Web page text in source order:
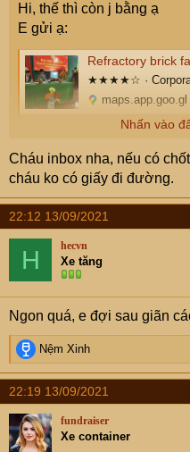
Hi, thế thì còn j bằng ạ
E gửi ạ:
Refractory brick factories
★★★★☆ ·
maps.app.goo.gl
Chỗ này cách nhà e cỡ
thanh niên đẹp trai cứ alo
Hoặc ngày mai có shipper
chỉ ship cũng đc ạ.
Nhấn vào
Cháu inbox nha, nếu có
cháu ko có giấy đi đường.
22:12 13/09/2021
H hecvn
Xe tăng
Ngon quá, e đợi sau giãn
R
e
a
c
t
i
o
Nệm Xinh
22:19 13/09/2021
fundraiser
Xe container